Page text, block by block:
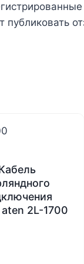
публиковать
2L-1700